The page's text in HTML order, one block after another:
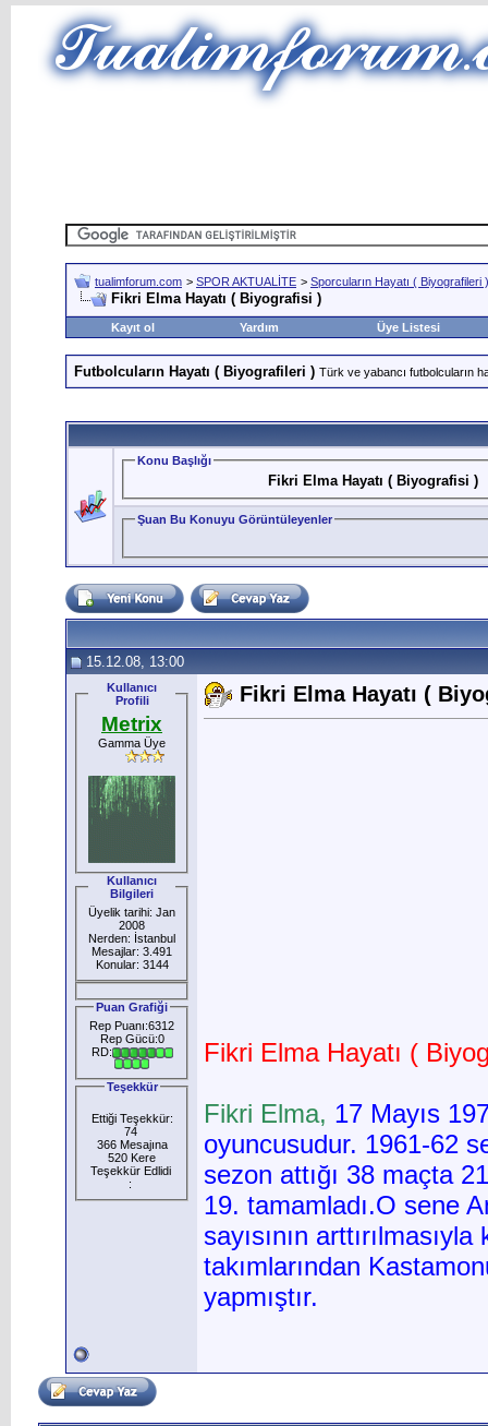
tualimforum.com > SPOR AKTUALİTE > Sporcuların Hayatı ( Biyografileri )
Fikri Elma Hayatı ( Biyografisi )
Kayıt ol Yardım Üye Listesi
Futbolcuların Hayatı ( Biyografileri ) Türk ve yabancı futbolcuların
Konu Başlığı
Fikri Elma Hayatı ( Biyografisi )
Şuan Bu Konuyu Görüntüleyenler
15.12.08, 13:00
Kullanıcı
Profili
Metrix
Gamma Üye
Kullanıcı
Bilgileri
Üyelik tarihi: Jan
2008
Nerden: İstanbul
Mesajlar: 3.491
Konular: 3144
Puan Grafiği
Rep Puanı:6312
Rep Gücü:0
RD:
Teşekkür
Ettiği Teşekkür:
74
366 Mesajına
520 Kere
Teşekkür Edlidi
:
Fikri Elma Hayatı (
Fikri Elma Hayatı (
Fikri Elma, 17 Mayıs
oyuncusudur. 1961-62
sezon attığı 38 maçta
19. tamamladı.O sene
sayısının
takımlarından
yapmıştır.